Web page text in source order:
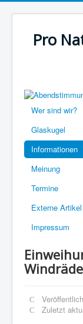
Pro
Wer sind wir?
Glaskugel
Informationen
Meinung
Termine
Externe Artikel
Impressum
Zuletzt